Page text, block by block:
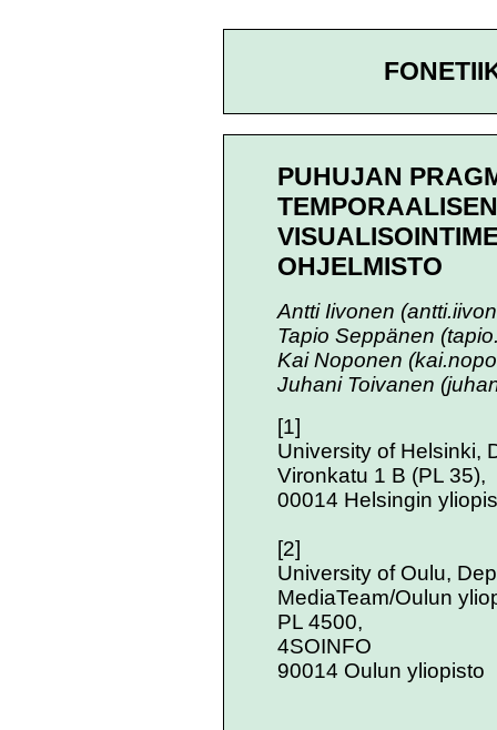
PUHUJAN
OHJELMISTO
Antti Iivonen
Tapio Seppänen
Kai Noponen
Juhani Toivanen
[1]
University of Helsinki,
Vironkatu 1 B (PL 35),
00014 Helsingin
[2]
University of Oulu,
MediaTeam/Oulun
PL 4500,
4SOINFO
90014 Oulun yliopisto